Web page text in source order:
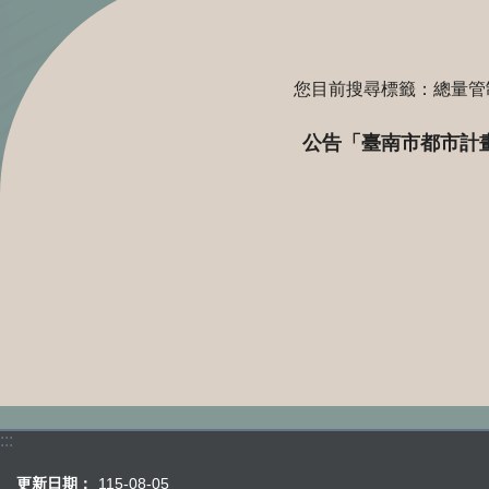
您目前搜尋標籤：總量管
:::
更新日期： 115-08-05